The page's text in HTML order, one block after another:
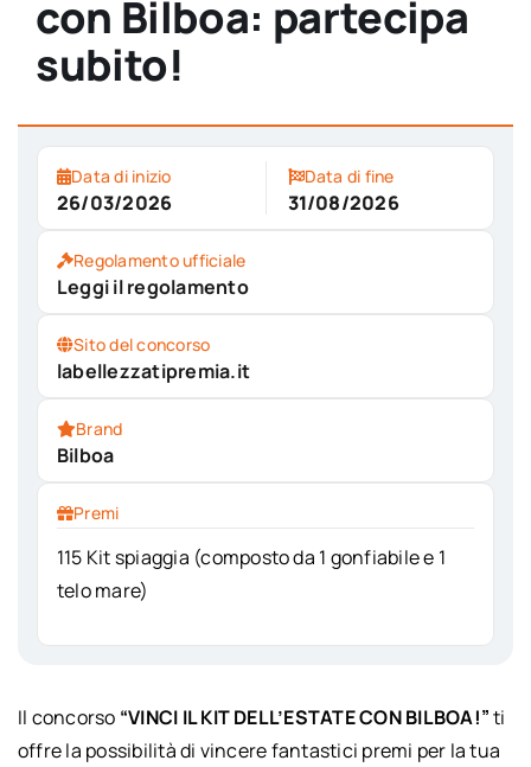
con Bilboa: partecipa
subito!
Data di inizio
26/03/2026
Data di fine
31/08/2026
Regolamento ufficiale
Leggi il regolamento
Sito del concorso
labellezzatipremia.it
Brand
Bilboa
Premi
115 Kit spiaggia (composto da 1 gonfiabile e 1
telo mare)
Il concorso “VINCI IL KIT DELL’ESTATE CON BILBOA!”ti
offre la possibilità di vincere fantastici premi per la tua